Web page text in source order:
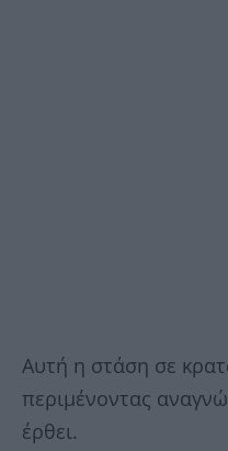
Αυτή η στάση σε
περιμένοντας
έρθει.